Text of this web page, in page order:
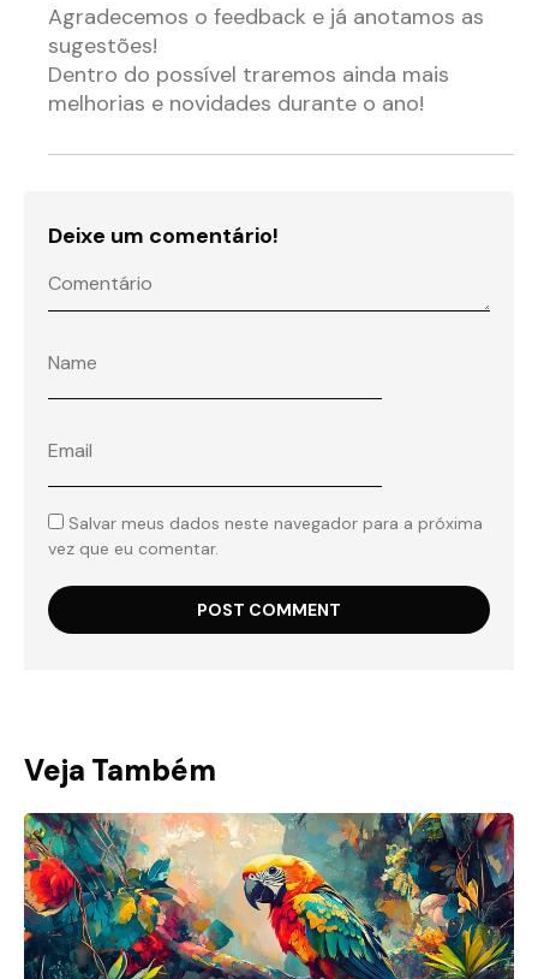
Agradecemos o feedback e já anotamos as
sugestões!
Dentro do possível traremos ainda mais
melhorias e novidades durante o ano!
Deixe um comentário!
Salvar meus dados neste navegador para a próxima
vez que eu comentar.
Veja Também